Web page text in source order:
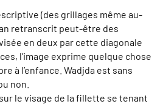
(des grillages même au-
retranscrit peut-être des
en deux par cette diagonale
l’image exprime quelque chose
à l’enfance. Wadjda est sans
non.
le visage de la fillette se tenant